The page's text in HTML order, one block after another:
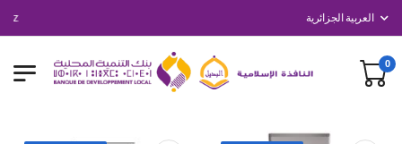
العربية الجزائرية
0